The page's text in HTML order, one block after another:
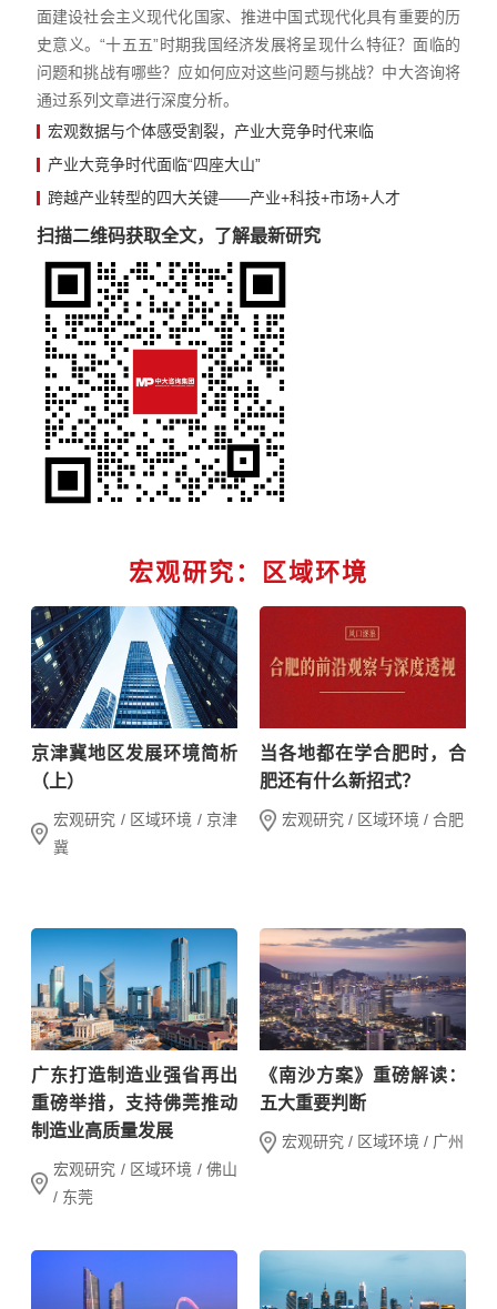
面建设社会主义现代化国家、推进中国式现代化具有重要的历
史意义。“十五五”时期我国经济发展将呈现什么特征？面临的
问题和挑战有哪些？应如何应对这些问题与挑战？中大咨询将
通过系列文章进行深度分析。
宏观数据与个体感受割裂，产业大竞争时代来临
产业大竞争时代面临“四座大山”
跨越产业转型的四大关键——产业+科技+市场+人才
扫描二维码获取全文，了解最新研究
宏观研究：区域环境
京津冀地区发展环境简析
（上）
宏观研究 / 区域环境 / 京津
冀
当各地都在学合肥时，合
肥还有什么新招式？
宏观研究 / 区域环境 / 合肥
广东打造制造业强省再出
重磅举措，支持佛莞推动
制造业高质量发展
宏观研究 / 区域环境 / 佛山
/ 东莞
《南沙方案》重磅解读：
五大重要判断
宏观研究 / 区域环境 / 广州